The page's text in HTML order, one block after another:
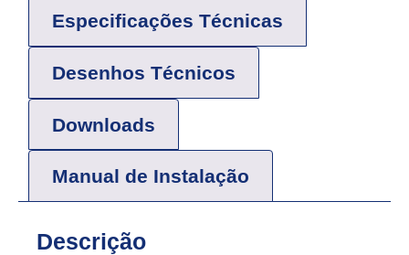
Especificações Técnicas
Desenhos Técnicos
Downloads
Manual de Instalação
Descrição